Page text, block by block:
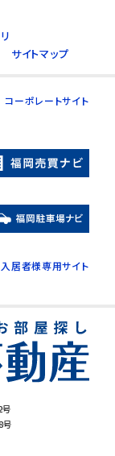
号
サイトマップ
コーポレートサイト
入居者様専用サイト